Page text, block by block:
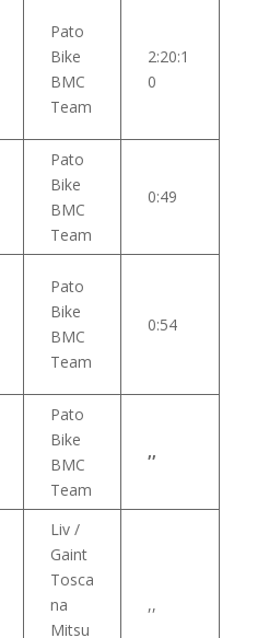
Pato
Bike
BMC
Team
2:20:1
0
Pato
Bike
BMC
Team
0:49
Pato
Bike
BMC
Team
0:54
Pato
Bike
BMC
Team
,,
Liv /
Gaint
Tosca
na
Mitsu
,,